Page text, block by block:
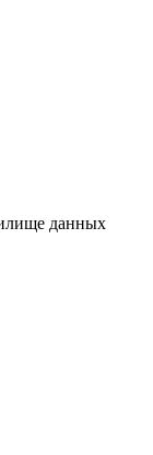
данных